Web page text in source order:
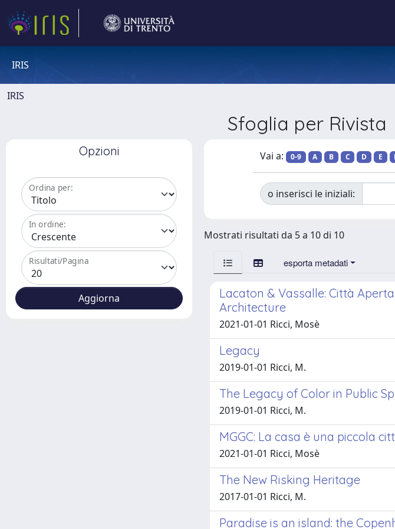
IRIS
IRIS
Sfoglia per Rivista
Opzioni
Ordina per:
In ordine:
Risultati/Pagina
Vai a: 0-9 A B C D E
o inserisci le iniziali:
Mostrati risultati da 5 a 10 di 10
esporta metadati
Lacaton & Vassalle: Città
Architecture
2021-01-01 Ricci, Mosè
Legacy
2019-01-01 Ricci, M.
The Legacy of Color in Public
2019-01-01 Ricci, M.
MGGC: La casa è una piccola
2021-01-01 Ricci, Mosè
The New Risking Heritage
2017-01-01 Ricci, M.
Paradise is an island: the